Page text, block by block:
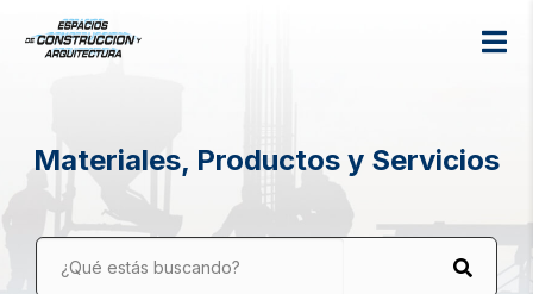
Materiales, Productos y Servicios
¿Qué estás buscando?